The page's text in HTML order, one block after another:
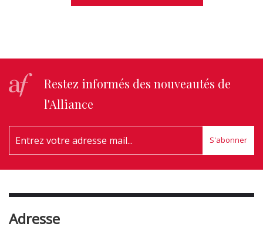
Restez informés des nouveautés de
l'Alliance
S'abonner
Adresse